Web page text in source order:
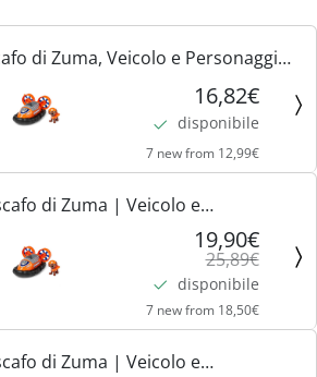
di Zuma, Veicolo e Personaggio
3+ anni
16,82€
disponibile
7 new from 12,99€
di Zuma | Veicolo e
| Giochi Bambini dai 3 Anni in su
19,90€
25,89€
disponibile
7 new from 18,50€
di Zuma | Veicolo e